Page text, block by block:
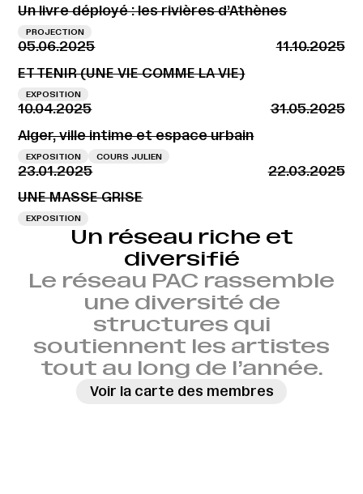
Un livre déployé : les rivières d’Athènes
PROJECTION
05.06.2025
11.10.2025
ET TENIR (UNE VIE COMME LA VIE)
EXPOSITION
10.04.2025
31.05.2025
Alger, ville intime et espace urbain
EXPOSITION COURS JULIEN
23.01.2025
22.03.2025
UNE MASSE GRISE
EXPOSITION
Un réseau riche et
diversifié
Le réseau PAC rassemble
une diversité de
structures qui
soutiennent les artistes
tout au long de l’année.
Voir la carte des membres